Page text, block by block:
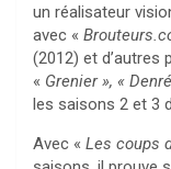
un réalisateur
avec «
(2012) et d’autres
« Grenier », «
les saisons 2 et 3
Avec « Les coups